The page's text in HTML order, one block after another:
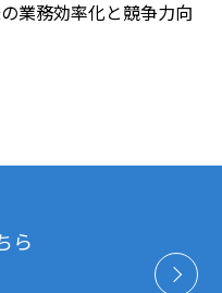
業務効率化と競争力向
ら